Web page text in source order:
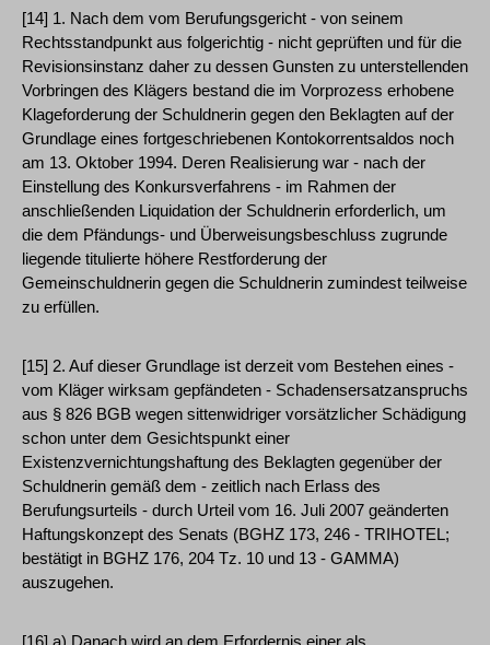
[14] 1. Nach dem vom Berufungsgericht - von seinem
Rechtsstandpunkt aus folgerichtig - nicht geprüften und für die
Revisionsinstanz daher zu dessen Gunsten zu unterstellenden
Vorbringen des Klägers bestand die im Vorprozess erhobene
Klageforderung der Schuldnerin gegen den Beklagten auf der
Grundlage eines fortgeschriebenen Kontokorrentsaldos noch
am 13. Oktober 1994. Deren Realisierung war - nach der
Einstellung des Konkursverfahrens - im Rahmen der
anschließenden Liquidation der Schuldnerin erforderlich, um
die dem Pfändungs- und Überweisungsbeschluss zugrunde
liegende titulierte höhere Restforderung der
Gemeinschuldnerin gegen die Schuldnerin zumindest teilweise
zu erfüllen.
[15] 2. Auf dieser Grundlage ist derzeit vom Bestehen eines -
vom Kläger wirksam gepfändeten - Schadensersatzanspruchs
aus § 826 BGB wegen sittenwidriger vorsätzlicher Schädigung
schon unter dem Gesichtspunkt einer
Existenzvernichtungshaftung des Beklagten gegenüber der
Schuldnerin gemäß dem - zeitlich nach Erlass des
Berufungsurteils - durch Urteil vom 16. Juli 2007 geänderten
Haftungskonzept des Senats (BGHZ 173, 246 - TRIHOTEL;
bestätigt in BGHZ 176, 204 Tz. 10 und 13 - GAMMA)
auszugehen.
[16] a) Danach wird an dem Erfordernis einer als